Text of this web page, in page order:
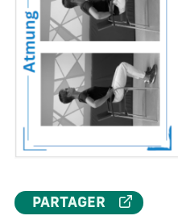
PARTAGER